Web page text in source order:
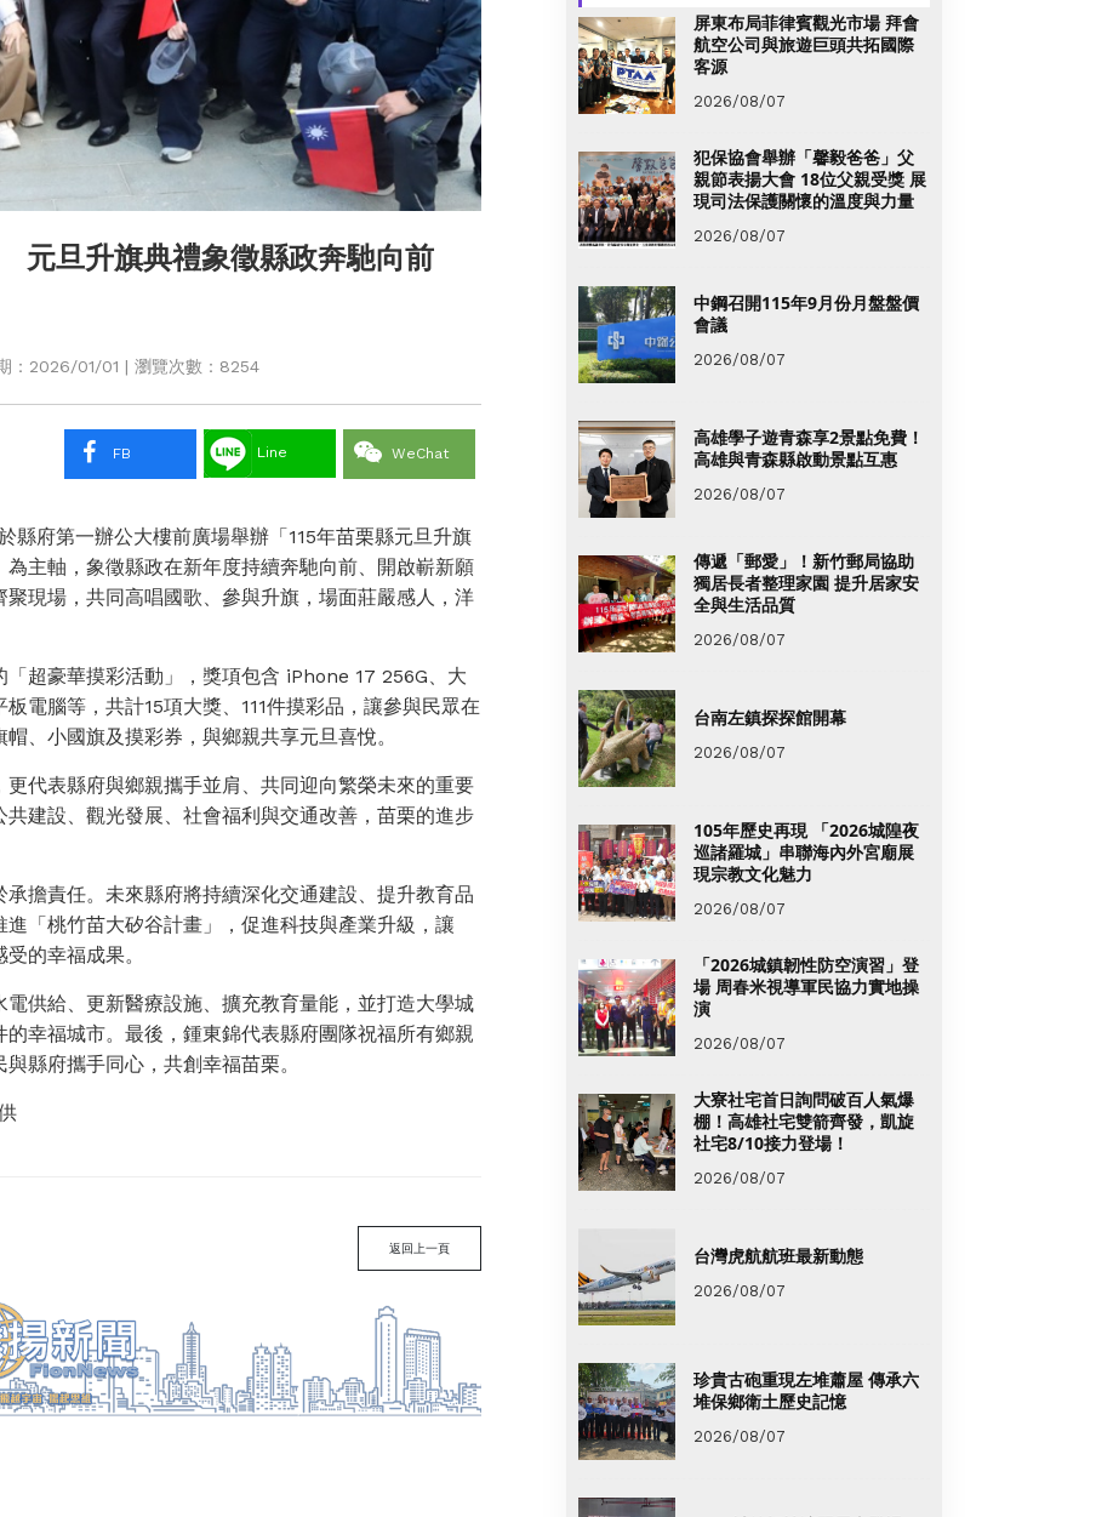
旦升旗典禮象徵縣政奔馳向前
：2026/01/01 | 瀏覽次數：8254
FB Line WeChat
縣府第一辦公大樓前廣場舉辦「115年苗栗縣元旦升旗
主軸，象徵縣政在新年度持續奔馳向前、開啟嶄新願
現場，共同高唱國歌、參與升旗，場面莊嚴感人，洋
超豪華摸彩活動」，獎項包含 iPhone 17 256G、大
電腦等，共計15項大獎、111件摸彩品，讓參與民眾在
、小國旗及摸彩券，與鄉親共享元旦喜悅。
代表縣府與鄉親攜手並肩、共同迎向繁榮未來的重要
建設、觀光發展、社會福利與交通改善，苗栗的進步
擔責任。未來縣府將持續深化交通建設、提升教育品
「桃竹苗大矽谷計畫」，促進科技與產業升級，讓
的幸福成果。
供給、更新醫療設施、擴充教育量能，並打造大學城
幸福城市。最後，鍾東錦代表縣府團隊祝福所有鄉親
縣府攜手同心，共創幸福苗栗。
返回上一頁
屏東布局菲律賓觀光市場 拜會
航空公司與旅遊巨頭共拓國際
客源
2026/08/07
犯保協會舉辦「馨毅爸爸」父
親節表揚大會 18位父親受獎 展
現司法保護關懷的溫度與力量
2026/08/07
中鋼召開115年9月份月盤盤價
會議
2026/08/07
高雄學子遊青森享2景點免費！
高雄與青森縣啟動景點互惠
2026/08/07
傳遞「郵愛」！新竹郵局協助
獨居長者整理家園 提升居家安
全與生活品質
2026/08/07
台南左鎮探探館開幕
2026/08/07
105年歷史再現 「2026城隍夜
巡諸羅城」串聯海內外宮廟展
現宗教文化魅力
2026/08/07
「2026城鎮韌性防空演習」登
場 周春米視導軍民協力實地操
演
2026/08/07
大寮社宅首日詢問破百人氣爆
棚！高雄社宅雙箭齊發，凱旋
社宅8/10接力登場！
2026/08/07
台灣虎航航班最新動態
2026/08/07
珍貴古砲重現左堆蕭屋 傳承六
堆保鄉衛土歷史記憶
2026/08/07